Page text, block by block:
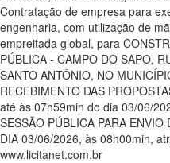
Contratação de empresa para
engenharia, com utilização de
empreitada global, para
PÚBLICA - CAMPO DO SAPO,
SANTO ANTÔNIO, NO
RECEBIMENTO DAS
até às 07h59min do dia 03/06/
SESSÃO PÚBLICA PARA
DIA 03/06/2026, às 08h00min,
www.licitanet.com.br